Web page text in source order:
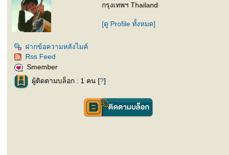
กรุงเทพฯ Thailand
[ดู Profile ทั้งหมด]
ฝากข้อความหลังไมค์
Rss Feed
Smember
ผู้ติดตามบล็อก : 1 คน [?]